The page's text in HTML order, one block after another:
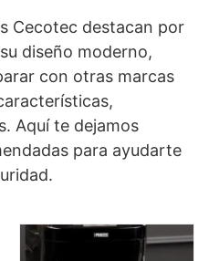
Cecotec destacan por
diseño moderno,
con otras marcas
Aquí te dejamos
para ayudarte